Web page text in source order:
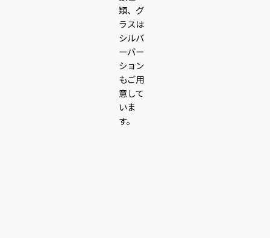
類、グ
ラスは
シルバ
ーバー
ション
もご用
意して
いま
す。